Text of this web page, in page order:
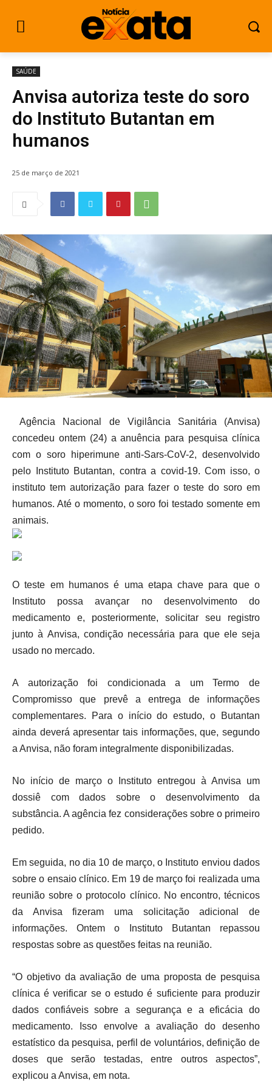
SAÚDE
Anvisa autoriza teste do soro
do Instituto Butantan em
humanos
25 de março de 2021
Agência Nacional de Vigilância Sanitária (Anvisa)
concedeu ontem (24) a anuência para pesquisa clínica
com o soro hiperimune anti-Sars-CoV-2, desenvolvido
pelo Instituto Butantan, contra a covid-19. Com isso, o
instituto tem autorização para fazer o teste do soro em
humanos. Até o momento, o soro foi testado somente em
animais.
O teste em humanos é uma etapa chave para que o
Instituto possa avançar no desenvolvimento do
medicamento e, posteriormente, solicitar seu registro
junto à Anvisa, condição necessária para que ele seja
usado no mercado.
A autorização foi condicionada a um Termo de
Compromisso que prevê a entrega de informações
complementares. Para o início do estudo, o Butantan
ainda deverá apresentar tais informações, que, segundo
a Anvisa, não foram integralmente disponibilizadas.
No início de março o Instituto entregou à Anvisa um
dossiê com dados sobre o desenvolvimento da
substância. A agência fez considerações sobre o primeiro
pedido.
Em seguida, no dia 10 de março, o Instituto enviou dados
sobre o ensaio clínico. Em 19 de março foi realizada uma
reunião sobre o protocolo clínico. No encontro, técnicos
da Anvisa fizeram uma solicitação adicional de
informações. Ontem o Instituto Butantan repassou
respostas sobre as questões feitas na reunião.
“O objetivo da avaliação de uma proposta de pesquisa
clínica é verificar se o estudo é suficiente para produzir
dados confiáveis sobre a segurança e a eficácia do
medicamento. Isso envolve a avaliação do desenho
estatístico da pesquisa, perfil de voluntários, definição de
doses que serão testadas, entre outros aspectos”,
explicou a Anvisa, em nota.